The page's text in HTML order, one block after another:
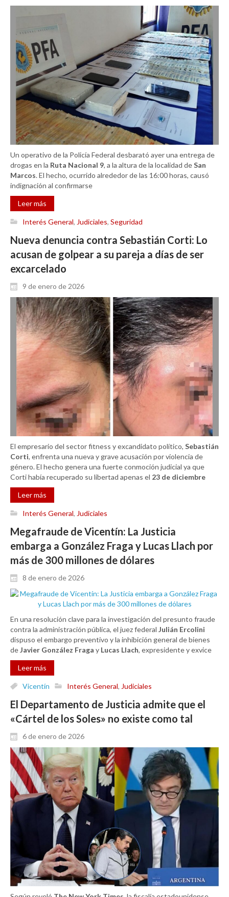
Un operativo de la Policía Federal desbarató ayer una entrega de
drogas en la Ruta Nacional 9, a la altura de la localidad deSan
Marcos. El hecho, ocurrido alrededor de las 16:00 horas, causó
indignación al confirmarse
Leer más
Interés General, Judiciales, Seguridad
Nueva denuncia contra Sebastián Corti: Lo
acusan de golpear a su pareja a días de ser
excarcelado
9 de enero de 2026
El empresario del sector fitness y excandidato político, Sebastián
Corti, enfrenta una nueva y grave acusación por violencia de
género. El hecho genera una fuerte conmoción judicial ya que
Corti había recuperado su libertad apenas el 23 de diciembre
Leer más
Interés General, Judiciales
Megafraude de Vicentín: La Justicia
embarga a González Fraga y Lucas Llach por
más de 300 millones de dólares
8 de enero de 2026
En una resolución clave para la investigación del presunto fraude
contra la administración pública, el juez federal Julián Ercolini
dispuso el embargo preventivo y la inhibición general de bienes
deJavier González Fraga y Lucas Llach, expresidente y exvice
Leer más
Vicentín Interés General, Judiciales
El Departamento de Justicia admite que el
«Cártel de los Soles» no existe como tal
6 de enero de 2026